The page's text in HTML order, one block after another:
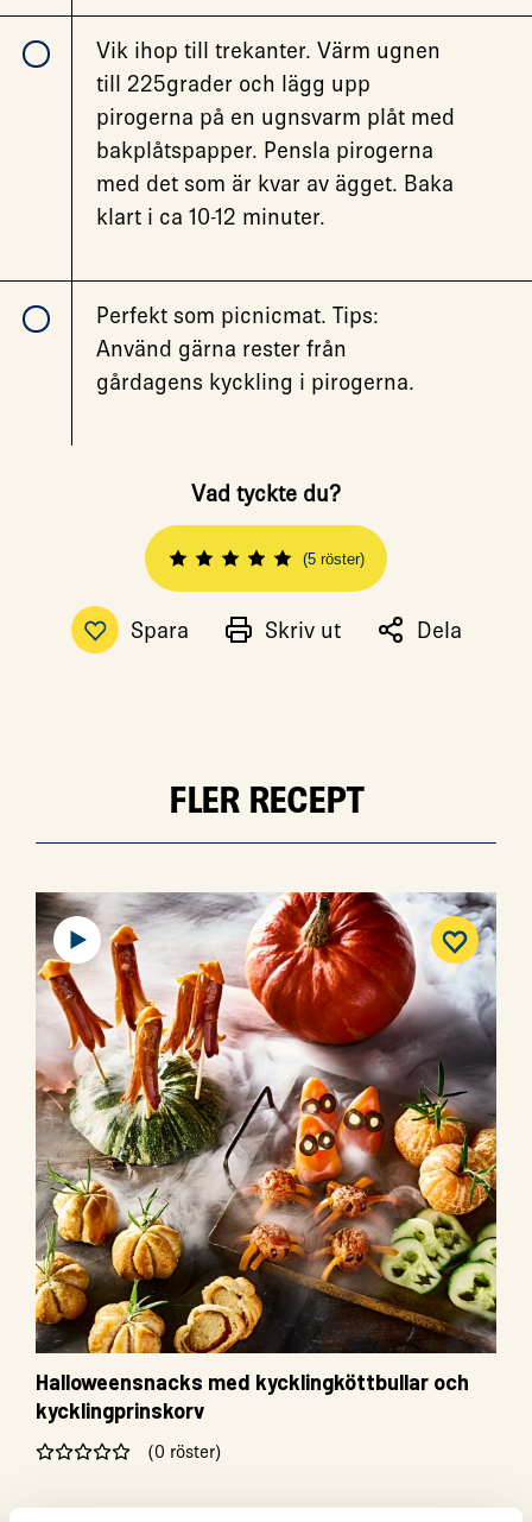
Vik ihop till trekanter. Värm ugnen
till 225grader och lägg upp
pirogerna på en ugnsvarm plåt med
bakplåtspapper. Pensla pirogerna
med det som är kvar av ägget. Baka
klart i ca 10-12 minuter.
Perfekt som picnicmat. Tips:
Använd gärna rester från
gårdagens kyckling i pirogerna.
Vad tyckte du?
(5 röster)
Spara Skriv ut Dela
FLER RECEPT
Halloweensnacks med kycklingköttbullar och
kycklingprinskorv
(0 röster)